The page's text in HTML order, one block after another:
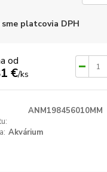
sme platcovia DPH
od
€/ks
ANM198456010MM
Akvárium